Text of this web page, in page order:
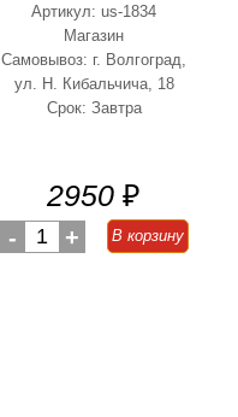
Артикул: us-1834
Магазин
Самовывоз: г. Волгоград,
ул. Н. Кибальчича, 18
Срок: Завтра
2950 ₽
- 1 + В корзину